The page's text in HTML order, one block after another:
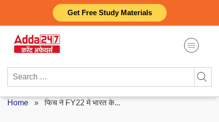
Get Free Study Materials
content
Search
Home »फिच ने FY22 में भारत के...